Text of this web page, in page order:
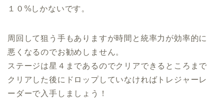
１０%しかないです。
周回して狙う手もありますが時間と統率力が効率的に
悪くなるのでお勧めしません。
ステージは星４まであるのでクリアできるところまで
クリアした後にドロップしていなければトレジャーレ
ーダーで入手しましょう！